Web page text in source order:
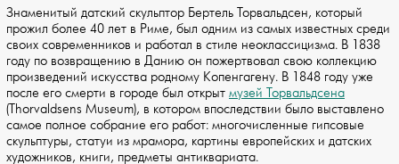
Знаменитый датский скульптор Бертель Торвальдсен, который
прожил более 40 лет в Риме, был одним из самых известных среди
своих современников и работал в стиле неоклассицизма. В 1838
году по возвращению в Данию он пожертвовал свою коллекцию
произведений искусства родному Копенгагену. В 1848 году уже
после его смерти в городе был открыт музей Торвальдсена
(Thorvaldsens Museum), в котором впоследствии было выставлено
самое полное собрание его работ: многочисленные гипсовые
скульптуры, статуи из мрамора, картины европейских и датских
художников, книги, предметы антиквариата.